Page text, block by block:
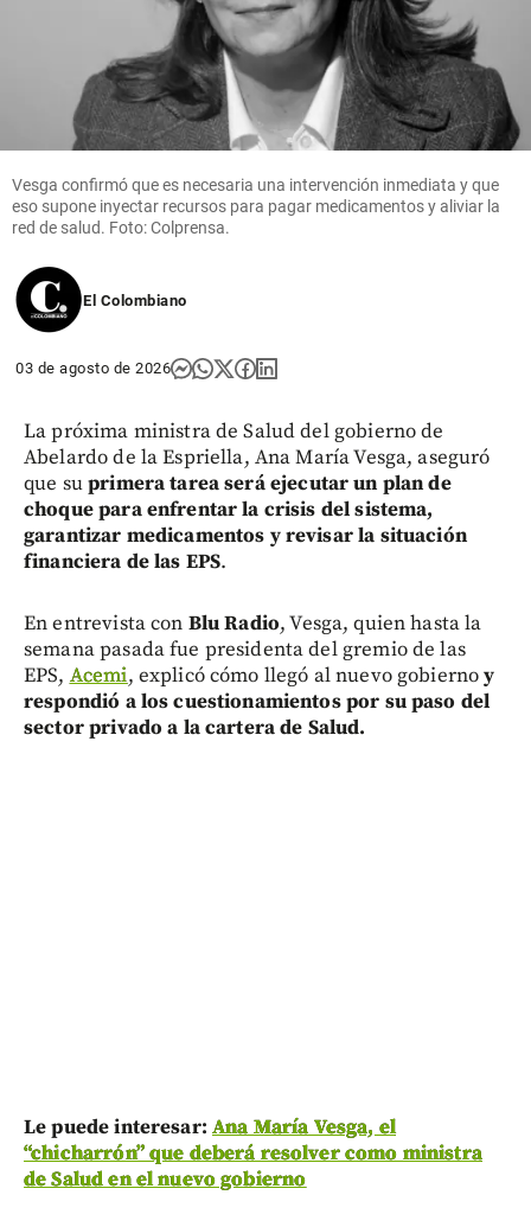
Vesga confirmó que es necesaria una intervención inmediata y que
eso supone inyectar recursos para pagar medicamentos y aliviar la
red de salud. Foto: Colprensa.
El Colombiano
03 de agosto de 2026
La próxima ministra de Salud del gobierno de
Abelardo de la Espriella, Ana María Vesga, aseguró
que suprimera tarea será ejecutar un plan de
choque para enfrentar la crisis del sistema,
garantizar medicamentos y revisar la situación
financiera de las EPS.
En entrevista con Blu Radio, Vesga, quien hasta la
semana pasada fue presidenta del gremio de las
EPS, Acemi, explicó cómo llegó al nuevo gobiernoy
respondió a los cuestionamientos por su paso del
sector privado a la cartera de Salud.
Le puede interesar: Ana María Vesga, el
“chicharrón” que deberá resolver como ministra
de Salud en el nuevo gobierno